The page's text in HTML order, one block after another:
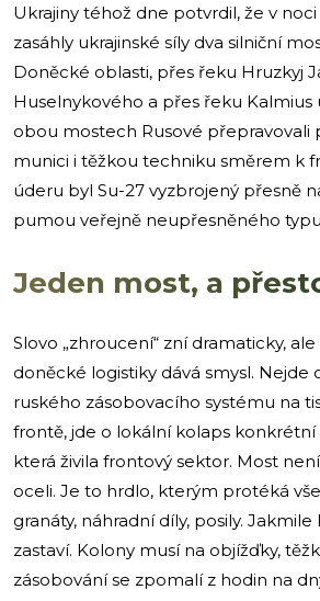
Ukrajiny téhož dne potvrdil, že v
zasáhly ukrajinské síly dva silniční
Doněcké oblasti, přes řeku Hruzkyj
Huselnykového a přes řeku Kalmius
obou mostech Rusové přepravovali
munici i těžkou techniku směrem k
úderu byl Su-27 vyzbrojený přesně
pumou veřejně neupřesněného
Jeden most, a
Slovo „zhroucení“ zní dramaticky,
doněcké logistiky dává smysl. Nejde
ruského zásobovacího systému na
frontě, jde o lokální kolaps konkrétní
která živila frontový sektor. Most
oceli. Je to hrdlo, kterým protéká
granáty, náhradní díly, posily.
zastaví. Kolony musí na objížďky,
zásobování se zpomalí z hodin na